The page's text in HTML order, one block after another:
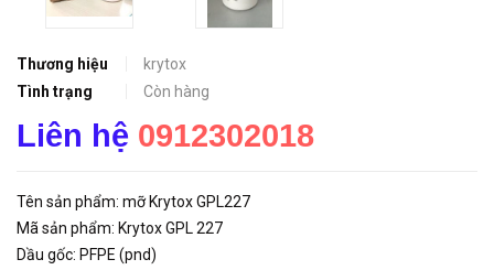
Thương hiệu
krytox
Tình trạng
Còn hàng
Liên hệ 0912302018
Tên sản phẩm: mỡ Krytox GPL227
Mã sản phẩm: Krytox GPL 227
Dầu gốc: PFPE (pnd)